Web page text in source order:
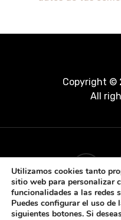
Copyright ©
All
Utilizamos cookies tanto
sitio web para personalizar
funcionalidades a las redes
Puedes configurar el uso de
siguientes botones. Si